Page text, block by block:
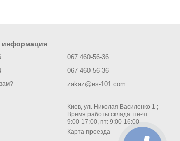
информация
067 460-56-36
067 460-56-36
zakaz@es-101.com
Киев, ул. Николая Василенко 1 ;
Время работы склада: пн-чт:
9:00-17:00, пт: 9:00-16:00
Карта проезда